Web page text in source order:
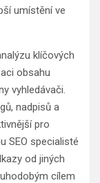
umístění ve
klíčových
obsahu
vyhledávači.
nadpisů a
pro
SEO specialisté
od jiných
cílem